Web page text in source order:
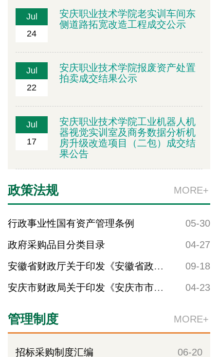
Jul
24
安庆职业技术学院老实训车间东
侧道路拓宽改造工程成交公示
Jul
22
安庆职业技术学院报废资产处置
拍卖成交结果公示
Jul
17
安庆职业技术学院工业机器人机
器视觉实训室及商务数据分析机
房升级改造项目（二包）成交结
果公告
政策法规 MORE+
行政事业性国有资产管理条例
05-30
政府采购品目分类目录
04-27
安徽省财政厅关于印发《安徽省政府集中采购目录及标准（2026年版）》的通知
09-18
安庆市财政局关于印发《安庆市市级行政事业单位国有资产使用管理办法》的通知
04-23
管理制度 MORE+
招标采购制度汇编
06-20